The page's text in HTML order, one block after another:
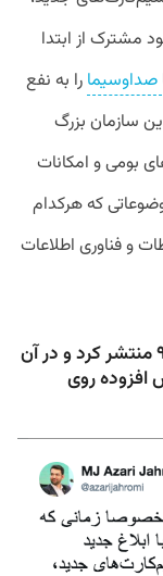
مشترک از ابتدا
صداوسیما را به نفع
سازمان بزرگ
بومیو امکانات
کههرکدام
وفناوری اطلاعات
توئیتی که جهرمی در آخرین روزهای سال ۹۷ منتشر کرد و در آن
روی